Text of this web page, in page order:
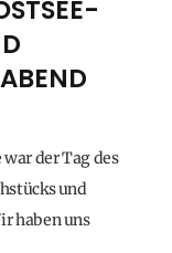
der Tag des
und
haben uns